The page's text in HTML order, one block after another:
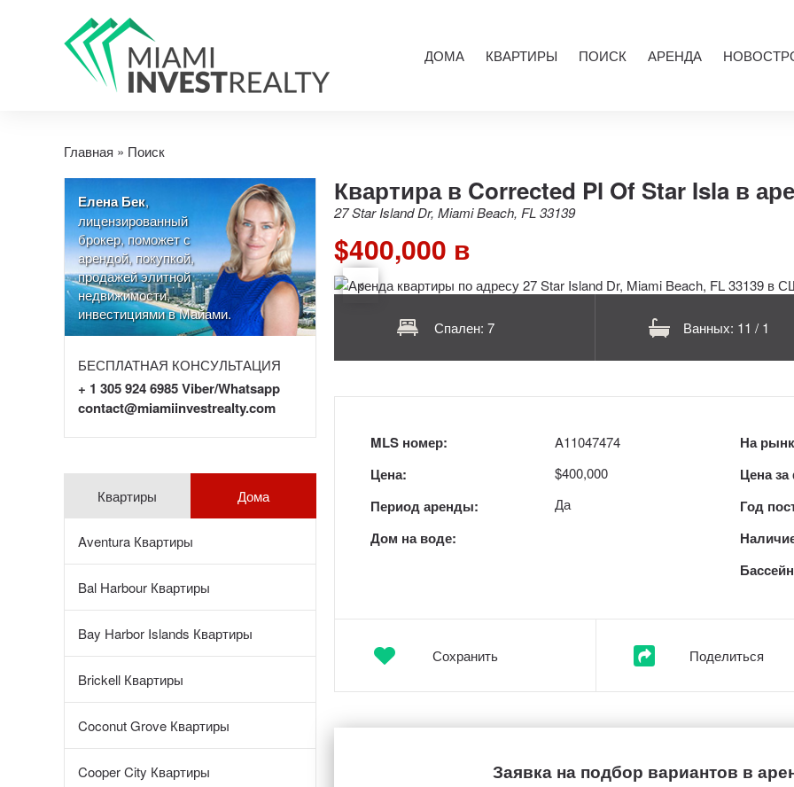
ДОМА КВАРТИРЫ ПОИСК АРЕНДА
Главная » Поиск
Елена Бек,
лицензированный
брокер, поможет с
арендой, покупкой,
продажей элитной
недвижимости,
инвестициями в Майами.
БЕСПЛАТНАЯ КОНСУЛЬТАЦИЯ
+ 1 305 924 6985 Viber/Whatsapp
contact@miamiinvestrealty.com
Квартиры
Aventura Квартиры
Bal Harbour Квартиры
Bay Harbor Islands Квартиры
Brickell Квартиры
Coconut Grove Квартиры
Cooper City Квартиры
Дома
Квартира в Corrected Pl Of Star Isla в
27 Star Island Dr, Miami Beach, FL 33139
$400,000 в
Спален: 7 Ванных: 11 / 1
MLS номер:
Цена:
Период аренды:
Дом на воде:
A11047474
$400,000
Да
На
Цена
Год
Сохранить Поделиться
Заявка на подбор вариантов в